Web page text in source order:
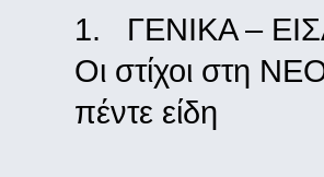
1. ΓΕΝΙΚΑ –
Οι στίχοι στη
πέντε είδη